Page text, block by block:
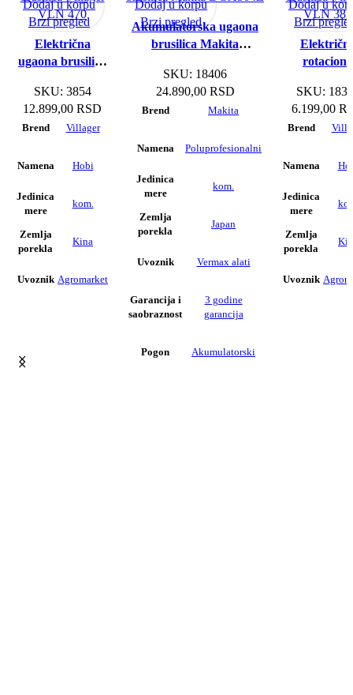
Električna
ugaona brusilica
SKU: 3854
12.899,00 RSD
Brend Villager
Namena Hobi
Jedinica
mere
kom.
Zemlja
porekla
Kina
Uvoznik Agromarket
Dodaj u korpu
Brzi pregled
Akumulatorska ugaona
brusilica Makita
SKU: 18406
24.890,00 RSD
Brend Makita
Namena Poluprofesionalni
Jedinica
mere
kom.
Zemlja
porekla
Japan
Uvoznik Vermax alati
Garancija i
saobraznost
3 godine
garancija
Pogon Akumulatorski
Dodaj u korpu
Brzi pregled
rotaciona
VLN 382
SKU:
6.199,00
Brend
Namena
Jedinica
mere
Zemlja
porekla
Uvoznik
Dodaj u
Brzi